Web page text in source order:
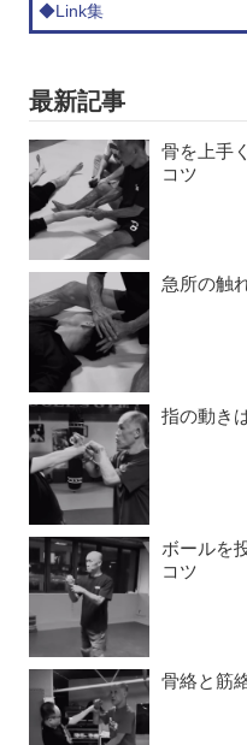
◆Link集
最新記事
骨を上手
コツ
急所の触
指の動き
ボールを
コツ
骨絡と筋